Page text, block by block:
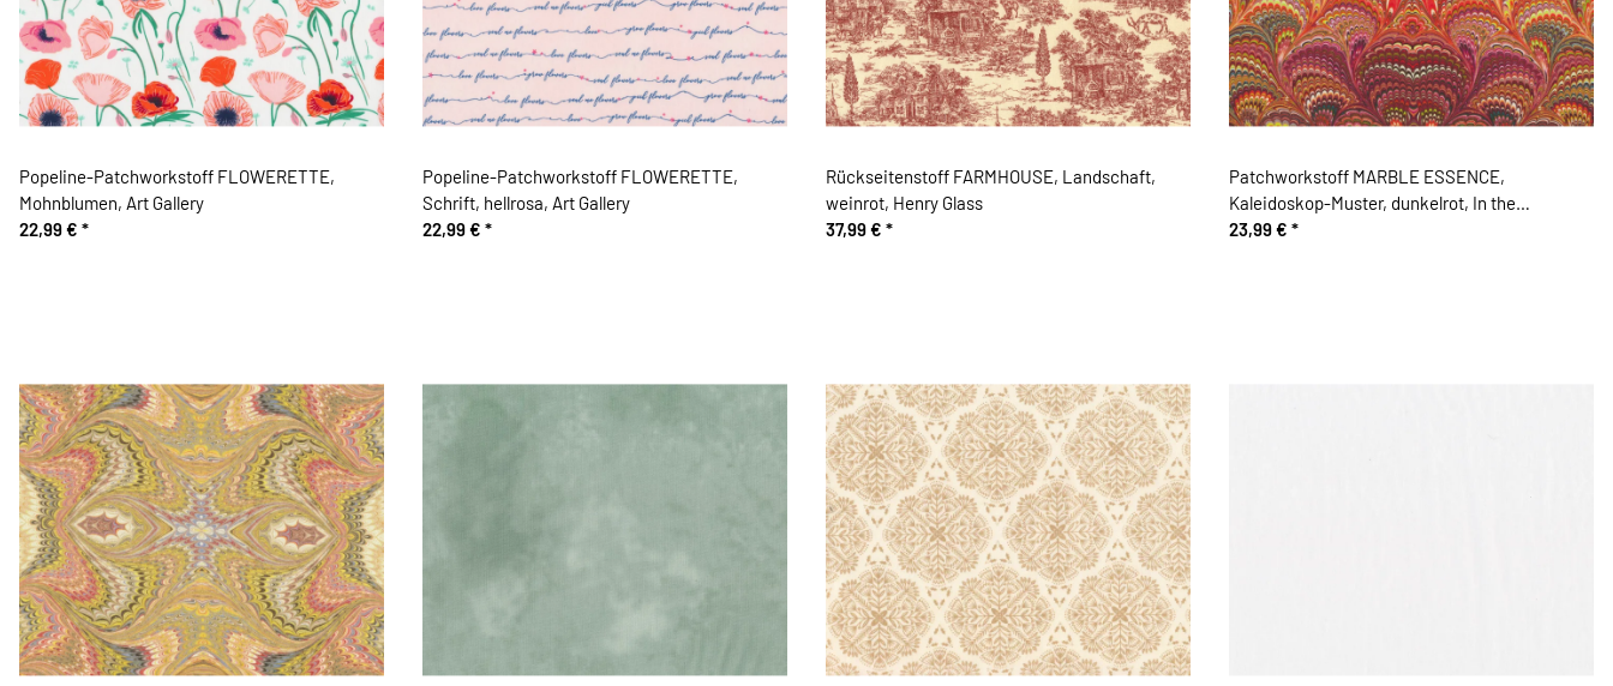
Popeline-Patchworkstoff FLOWERETTE,
Mohnblumen, Art Gallery
22,99 € *
Popeline-Patchworkstoff FLOWERETTE,
Schrift, hellrosa, Art Gallery
22,99 € *
Rückseitenstoff FARMHOUSE, Landschaft,
weinrot, Henry Glass
37,99 € *
Patchworkstoff MARBLE ESSENCE,
Kaleidoskop-Muster, dunkelrot, In the
Beginning
23,99 € *